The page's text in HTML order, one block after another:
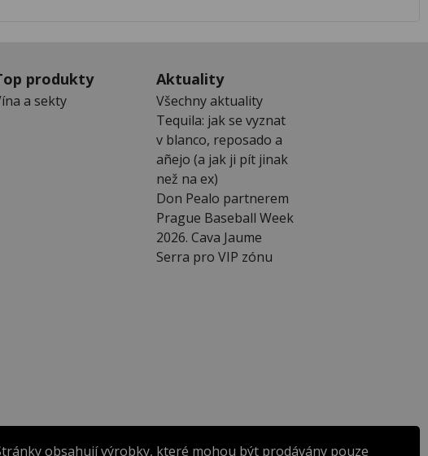
produkty
a sekty
Aktuality
Všechny aktuality
Tequila: jak se vyznat
v blanco, reposado a
añejo (a jak ji pít jinak
než na ex)
Don Pealo partnerem
Prague Baseball Week
2026. Cava Jaume
Serra pro VIP zónu
obsahují výrobky, které mohou být prodávány pouze